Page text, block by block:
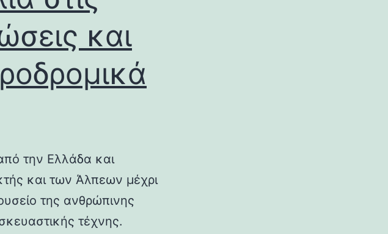
και
την Ελλάδα και
και των Άλπεων μέχρι
της ανθρώπινης
τέχνης.